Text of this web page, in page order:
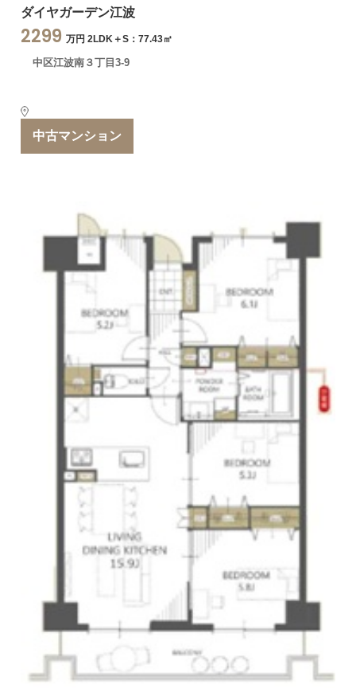
ダイヤガーデン江波
2299 万円 2LDK＋S：77.43㎡
中区江波南３丁目3-9
中古マンション